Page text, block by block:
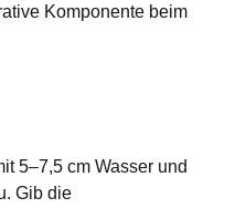
Komponente beim
5–7,5 cm Wasser und
Gib die